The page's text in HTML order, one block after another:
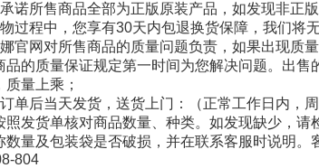
诺所售商品全部为正版原装产品，如发现非正版
过程中，您享有30天内包退换货保障，我们将
官网对所售商品的质量问题负责，如果出现质
品的质量保证规定第一时间为您解决问题。出
量上乘；
单后当天发货，送货上门：（正常工作日内，
照发货单核对商品数量、种类。如发现缺少，
数量及包装袋是否破损，并在联系客服时说明
804